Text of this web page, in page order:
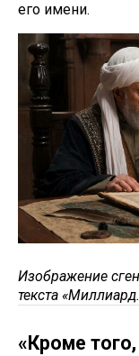
его имени.
Изображение
текста
«Кроме